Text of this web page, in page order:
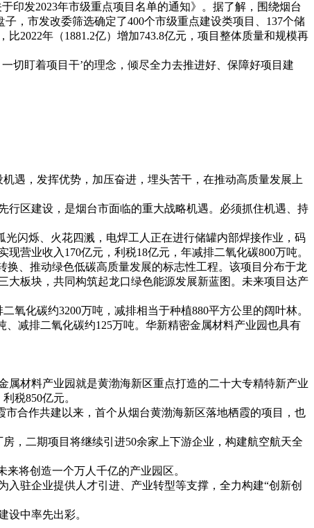
印发2023年市级重点项目名单的通知》。据了解，围绕烟台
，市发改委筛选确定了400个市级重点建设类项目、137个储
2022年（1881.2亿）增加743.8亿元，项目整体质量和规模再
切盯着项目干’的理念，倾尽全力去推进好、保障好项目建
遇，发挥优势，加压奋进，埋头苦干，在推动高质量发展上
行区建设，是烟台市面临的重大战略机遇。必须抓住机遇、持
闪烁、火花四溅，电焊工人正在进行储罐内部焊接作业，码
营业收入170亿元，利税18亿元，年减排二氧化碳800万吨。
、推动绿色低碳高质量发展的标志性工程。该项目分布于龙
大板块，共同构筑起龙口绿色能源发展新蓝图。未来项目达产
氧化碳约3200万吨，减排相当于种植880平方公里的阔叶林。
减排二氧化碳约125万吨。华新精密金属材料产业园也具有
属材料产业园就是黄渤海新区重点打造的二十大专精特新产业
税850亿元。
合作共建以来，首个从烟台黄渤海新区落地栖霞的项目，也
，二期项目将继续引进50余家上下游企业，构建航空航天全
将创造一个万人千亿的产业园区。
驻企业提供人才引进、产业转型等支撑，全力构建“创新创
设中率先出彩。